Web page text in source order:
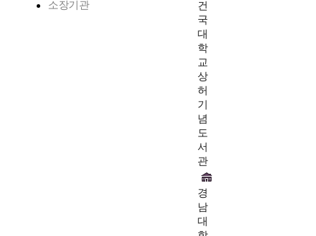
소장기관
건
국
대
학
교
상
허
기
념
도
서
관
경
남
대